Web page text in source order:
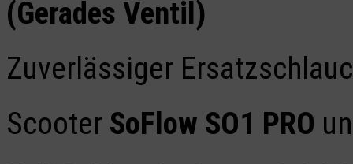
(Gerades Ventil)
Zuverlässiger
Scooter SoFlow SO1 PRO